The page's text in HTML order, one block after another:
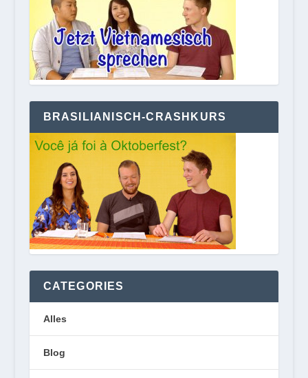
BRASILIANISCH-CRASHKURS
CATEGORIES
Alles
Blog